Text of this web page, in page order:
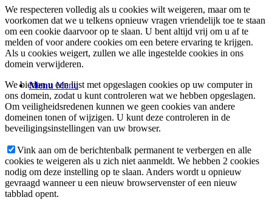
Menu Menu
We respecteren volledig als u cookies wilt weigeren, maar om te
voorkomen dat we u telkens opnieuw vragen vriendelijk toe te staan
om een cookie daarvoor op te slaan. U bent altijd vrij om u af te
melden of voor andere cookies om een betere ervaring te krijgen.
Als u cookies weigert, zullen we alle ingestelde cookies in ons
domein verwijderen.
We bieden u een lijst met opgeslagen cookies op uw computer in
ons domein, zodat u kunt controleren wat we hebben opgeslagen.
Om veiligheidsredenen kunnen we geen cookies van andere
domeinen tonen of wijzigen. U kunt deze controleren in de
beveiligingsinstellingen van uw browser.
Vink aan om de berichtenbalk permanent te verbergen en alle
cookies te weigeren als u zich niet aanmeldt. We hebben 2 cookies
nodig om deze instelling op te slaan. Anders wordt u opnieuw
gevraagd wanneer u een nieuw browservenster of een nieuw
tabblad opent.